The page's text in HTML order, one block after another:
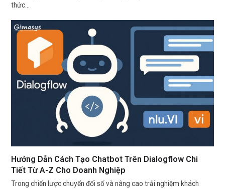
thức…
Hướng Dẫn Cách Tạo Chatbot Trên Dialogflow Chi
Tiết Từ A-Z Cho Doanh Nghiệp
Trong chiến lược chuyển đổi số và nâng cao trải nghiệm khách